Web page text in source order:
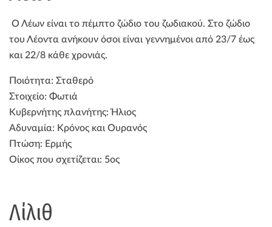
Ο Λέων είναι το πέμπτο ζώδιο του ζωδιακού. Στο ζώδιο
του Λέοντα ανήκουν όσοι είναι γεννημένοι από 23/7 έως
και 22/8 κάθε χρονιάς.
Ποιότητα: Σταθερό
Στοιχείο: Φωτιά
Κυβερνήτης πλανήτης: Ήλιος
Αδυναμία: Κρόνος και Ουρανός
Πτώση: Ερμής
Οίκος που σχετίζεται: 5ος
Λίλιθ